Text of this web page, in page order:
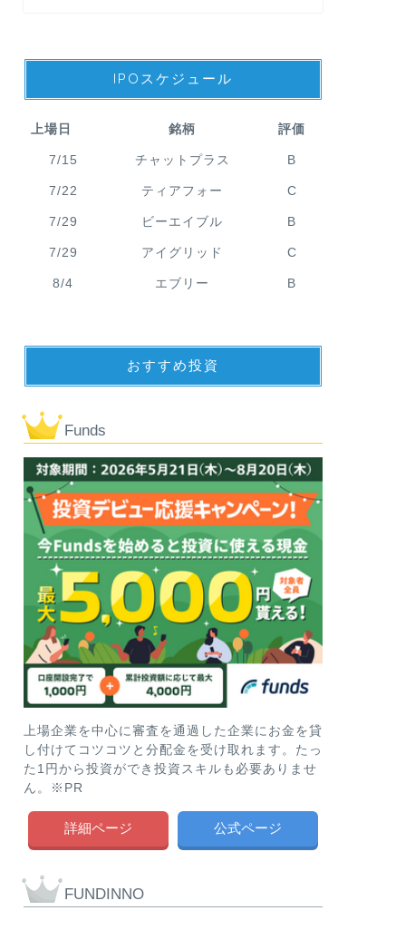
IPOスケジュール
上場日 銘柄 評価
7/15 チャットプラス B
7/22 ティアフォー C
7/29 ビーエイブル B
7/29 アイグリッド C
8/4 エブリー B
おすすめ投資
Funds
上場企業を中心に審査を通過した企業にお金を貸
し付けてコツコツと分配金を受け取れます。たっ
た1円から投資ができ投資スキルも必要ありませ
ん。※PR
詳細ページ 公式ページ
FUNDINNO